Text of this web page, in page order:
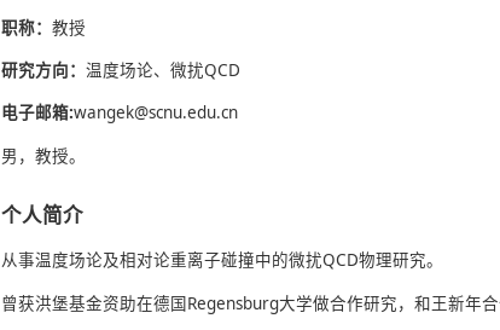
职称：教授
研究方向：温度场论、微扰QCD
电子邮箱:wangek@scnu.edu.cn
男，教授。
个人简介
从事温度场论及相对论重离子碰撞中的微扰QCD物理研究。
曾获洪堡基金资助在德国Regensburg大学做合作研究，和王新年